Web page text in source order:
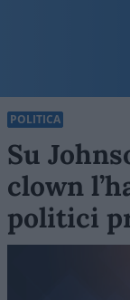
POLITICA
Su
clown
politici